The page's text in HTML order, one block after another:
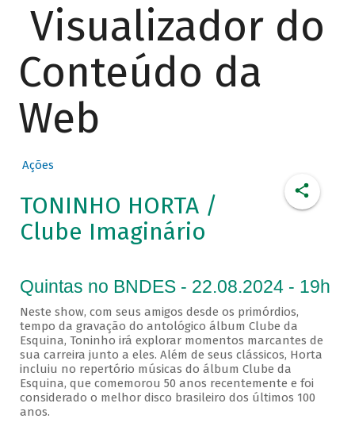
Visualizador do
Conteúdo da
Web
Ações
TONINHO HORTA /
Clube Imaginário
Quintas no BNDES - 22.08.2024 - 19h
Neste show, com seus amigos desde os primórdios,
tempo da gravação do antológico álbum Clube da
Esquina, Toninho irá explorar momentos marcantes de
sua carreira junto a eles. Além de seus clássicos, Horta
incluiu no repertório músicas do álbum Clube da
Esquina, que comemorou 50 anos recentemente e foi
considerado o melhor disco brasileiro dos últimos 100
anos.